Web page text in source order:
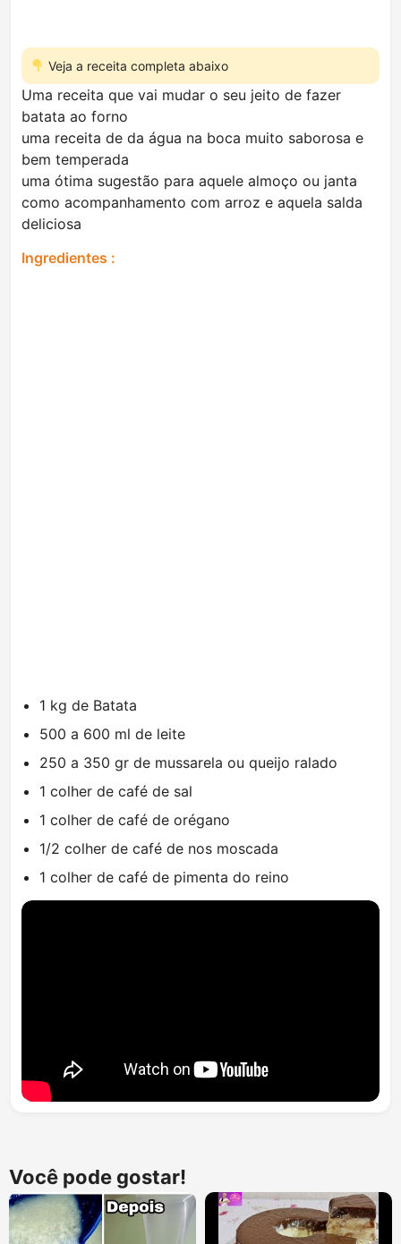
Veja a receita completa abaixo
Uma receita que vai mudar o seu jeito de fazer
batata ao forno
uma receita de da água na boca muito saborosa e
bem temperada
uma ótima sugestão para aquele almoço ou janta
como acompanhamento com arroz e aquela salda
deliciosa
Ingredientes :
1 kg de Batata
500 a 600 ml de leite
250 a 350 gr de mussarela ou queijo ralado
1 colher de café de sal
1 colher de café de orégano
1/2 colher de café de nos moscada
1 colher de café de pimenta do reino
Você pode gostar!